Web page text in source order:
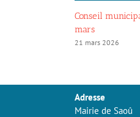
Conseil
mars
21 mars 2026
Adresse
Mairie de Saoû